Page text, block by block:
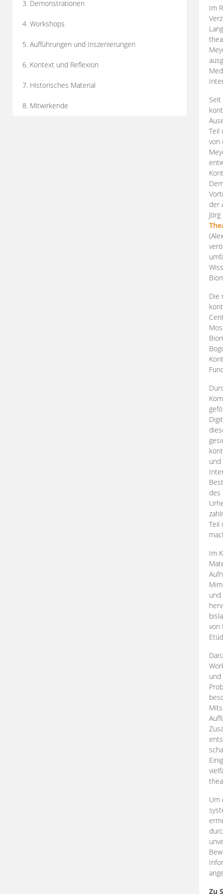
3. Demonstrationen
4. Workshops
5. Aufführungen und Inszenierungen
6. Kontext und Reflexion
7. Historisches Material
8. Mitwirkende
Im
Teil
von
der
Die
des
Teil
Im
und
von
und
Um
Zu